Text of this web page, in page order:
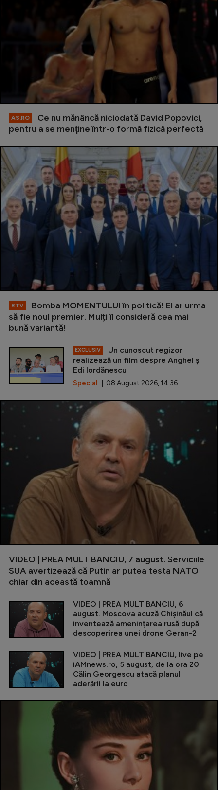
AS.RO
Ce nu mănâncă niciodată David Popovici,
pentru a se menţine într-o formă fizică perfectă
RTV
Bomba MOMENTULUI în politică! El ar urma
să fie noul premier. Mulți îl consideră cea mai
bună variantă!
EXCLUSIV
Un cunoscut regizor
realizează un film despre Anghel și
Edi Iordănescu
Special | 08 August 2026, 14:36
VIDEO | PREA MULT BANCIU, 7 august. Serviciile
SUA avertizează că Putin ar putea testa NATO
chiar din această toamnă
VIDEO | PREA MULT BANCIU, 6
august. Moscova acuză Chișinăul că
inventează amenințarea rusă după
descoperirea unei drone Geran-2
VIDEO | PREA MULT BANCIU, live pe
iAMnews.ro, 5 august, de la ora 20.
Călin Georgescu atacă planul
aderării la euro